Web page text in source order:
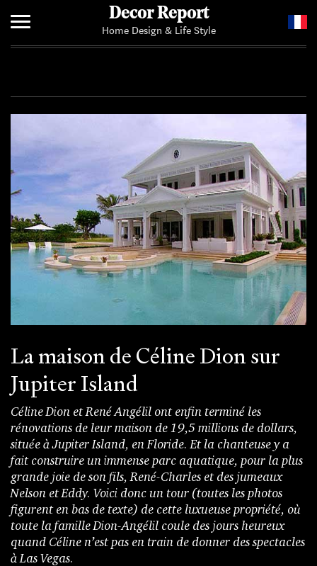
Decor Report
Home Design & Life Style
La maison de Céline Dion sur
Jupiter Island
Céline Dion et René Angélil ont enfin terminé les
rénovations de leur maison de 19,5 millions de dollars,
située à Jupiter Island, en Floride. Et la chanteuse y a
fait construire un immense parc aquatique, pour la plus
grande joie de son fils, René-Charles et des jumeaux
Nelson et Eddy. Voici donc un tour (toutes les photos
figurent en bas de texte) de cette luxueuse propriété, où
toute la famille Dion-Angélil coule des jours heureux
quand Céline n’est pas en train de donner des spectacles
à Las Vegas.